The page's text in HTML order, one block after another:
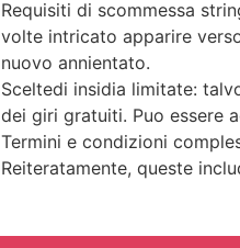
Requisiti di scommessa
volte intricato apparire
nuovo annientato.
Sceltedi insidia limitate:
dei giri gratuiti. Puo essere
Termini e condizioni
Reiteratamente, queste